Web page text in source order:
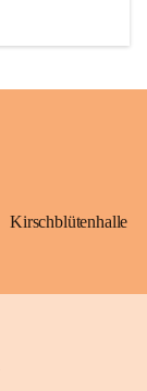
Kirschblütenhalle